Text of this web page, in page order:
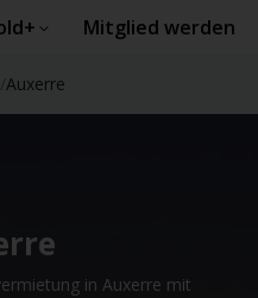
Mitglied werden
Auxerre
in Auxerre mit